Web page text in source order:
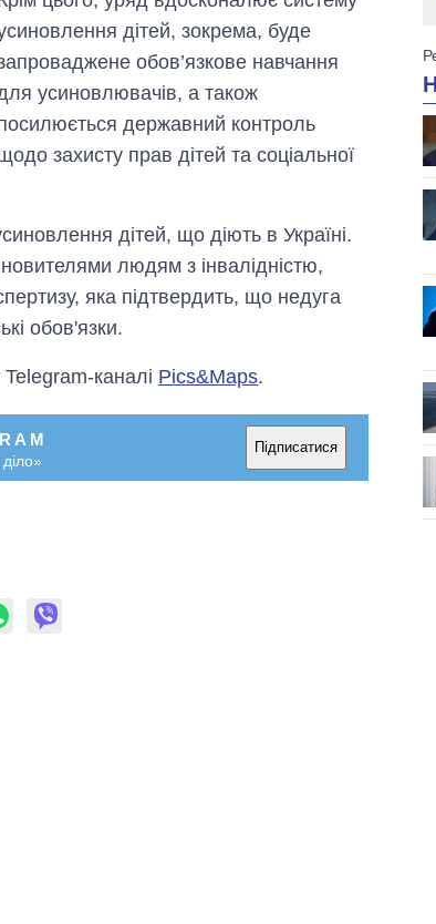
дітей, зокрема, буде
обов’язкове навчання
усиновлювачів, а також
державний контроль
захисту прав дітей та соціальної
дітей, що діють в Україні.
людям з інвалідністю,
яка підтвердить, що недуга
обов'язки.
Telegram-каналі Pics&Maps.
Підписатися